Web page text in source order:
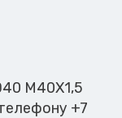
M40X1,5
+7